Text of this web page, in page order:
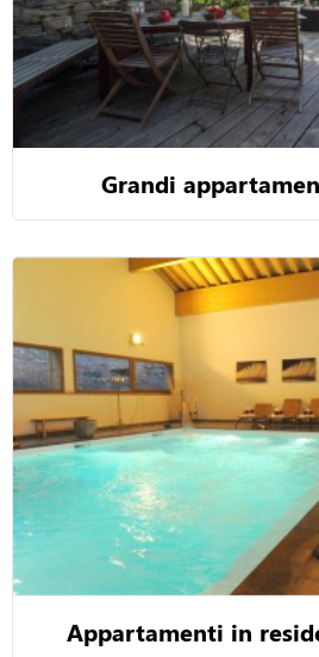
Grandi
Appartamenti in